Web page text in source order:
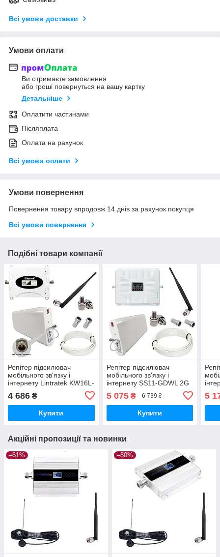
Всі умови доставки
Умови оплати
Ви отримаєте замовлення
або гроші повернуться на вашу картку
Детальніше
Оплатити частинами
Післяплата
Оплата на рахунок
Всі умови оплати
Умови повернення
Повернення товару впродовж 14 днів за рахунок покупця
Всі умови повернення
Подібні товари компанії
Репітер підсилювач
мобільного зв'язку і
інтернету Lintratek KW16L-
DCS-PRO GSM 4G 1800
МГц (10/I дБі)
4 686 ₴
Купити
Репітер підсилювач
мобільного зв'язку і
інтернету SS11-GDWL 2G
3G 4G LTE 900 1800 2100
2600 МГц (10/I дБі)
5 075₴ 6 739 ₴
Купити
5
Акційні пропозиції та новинки
–61% –50%